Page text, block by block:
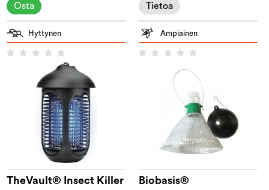
Osta Tietoa
Hyttynen
TheVault® Insect Killer
Ampiainen
Biobasis®